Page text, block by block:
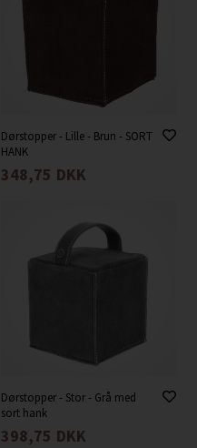
Dørstopper - Lille - Brun - SORT
HANK
348,75 DKK
Dørstopper - Stor - Grå med
sort hank
398,75 DKK